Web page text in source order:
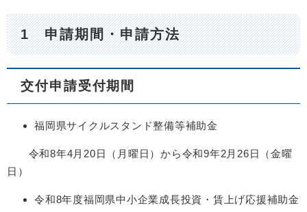
1 申請期間・申請方法
交付申請受付期間
福岡県サイクルスタンド整備等補助金
令和8年4月20日（月曜日）から令和9年2月26日（金曜
日）
令和8年度福岡県中小企業成長投資・賃上げ応援補助金